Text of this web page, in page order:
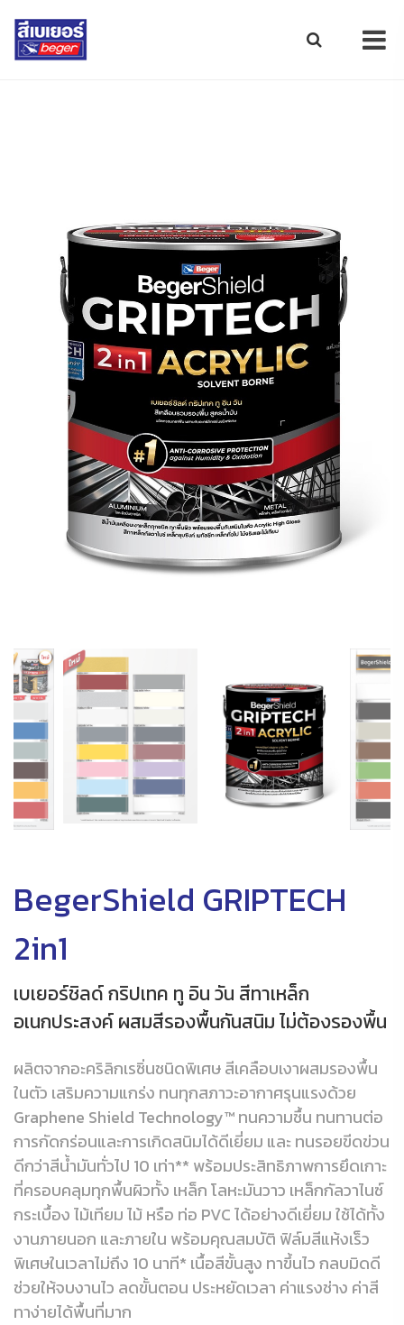
BegerShield GRIPTECH
2in1
เบเยอร์ชิลด์ กริปเทค ทู อิน วัน สีทาเหล็ก
อเนกประสงค์ ผสมสีรองพื้นกันสนิม ไม่ต้องรองพื้น
ผลิตจากอะคริลิกเรซิ่นชนิดพิเศษ สีเคลือบเงาผสมรองพื้น
ในตัว เสริมความแกร่ง ทนทุกสภาวะอากาศรุนแรงด้วย
Graphene Shield Technology™ ทนความชื้น ทนทานต่อ
การกัดกร่อนและการเกิดสนิมได้ดีเยี่ยม และ ทนรอยขีดข่วน
ดีกว่าสีน้ำมันทั่วไป 10 เท่า** พร้อมประสิทธิภาพการยึดเกาะ
ที่ครอบคลุมทุกพื้นผิวทั้ง เหล็ก โลหะมันวาว เหล็กกัลวาไนซ์
กระเบื้อง ไม้เทียม ไม้ หรือ ท่อ PVC ได้อย่างดีเยี่ยม ใช้ได้ทั้ง
งานภายนอก และภายใน พร้อมคุณสมบัติ ฟิล์มสีแห้งเร็ว
พิเศษในเวลาไม่ถึง 10 นาที* เนื้อสีขั้นสูง ทาขึ้นไว กลบมิดดี
ช่วยให้จบงานไว ลดขั้นตอน ประหยัดเวลา ค่าแรงช่าง ค่าสี
ทาง่ายได้พื้นที่มาก